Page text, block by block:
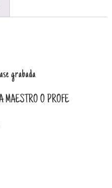
grabada
MAESTRO O PROFE